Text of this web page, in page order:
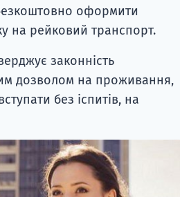
оформити
на рейковий транспорт.
законність
дозволом на проживання,
без іспитів, на